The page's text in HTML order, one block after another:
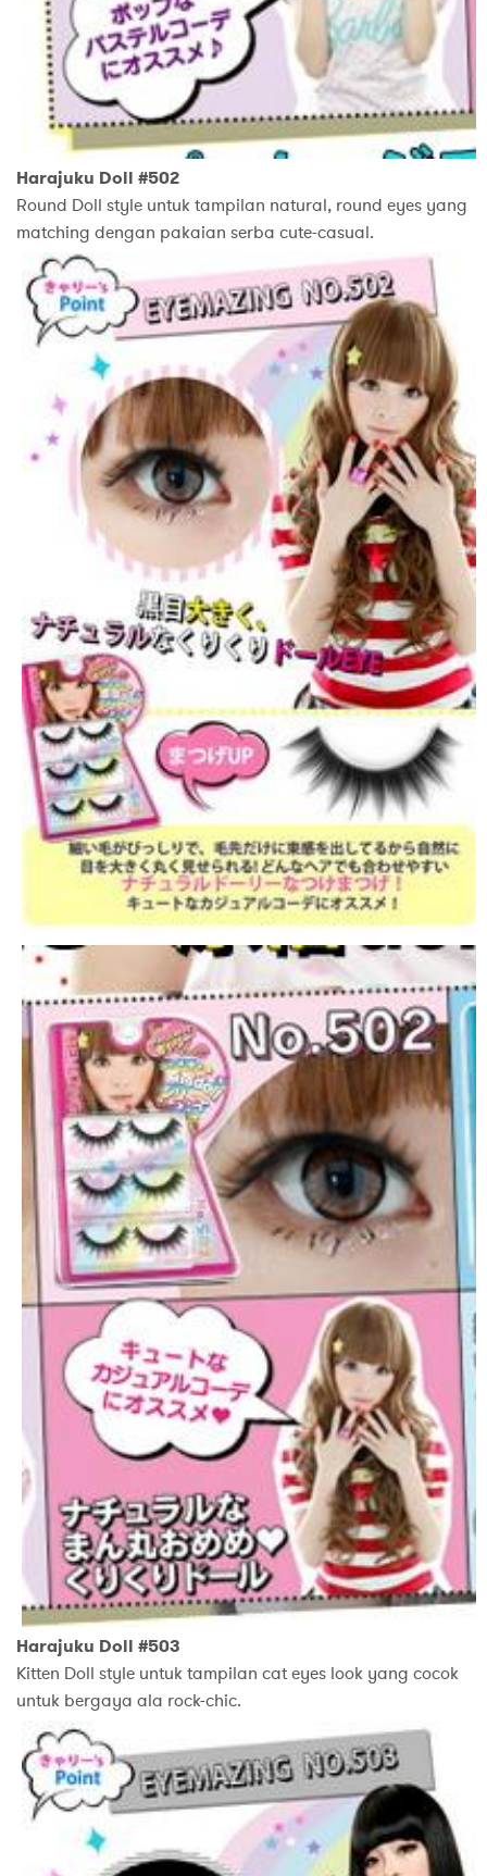
Harajuku Doll #502
Round Doll style untuk tampilan natural, round eyes yang
matching dengan pakaian serba cute-casual.
Harajuku Doll #503
Kitten Doll style untuk tampilan cat eyes look yang cocok
untuk bergaya ala rock-chic.